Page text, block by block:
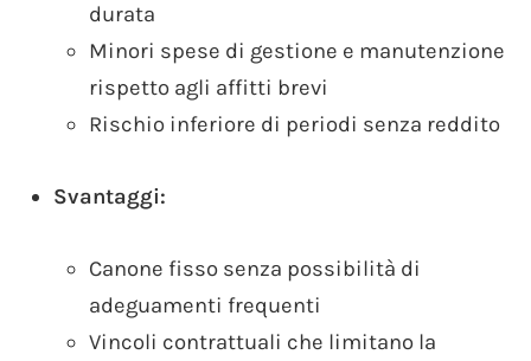
durata
Minori spese di gestione e manutenzione
rispetto agli affitti brevi
Rischio inferiore di periodi senza reddito
Svantaggi:
Canone fisso senza possibilità di
adeguamenti frequenti
Vincoli contrattuali che limitano la